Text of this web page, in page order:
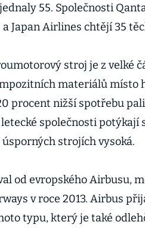
55. Společnosti
a Japan Airlines chtějí 35
stroj je z velké
materiálů místo
procent nižší spotřebu
letecké společnosti potýkají
úsporných strojích vysoká.
od evropského Airbusu,
v roce 2013. Airbus
typu, který je také